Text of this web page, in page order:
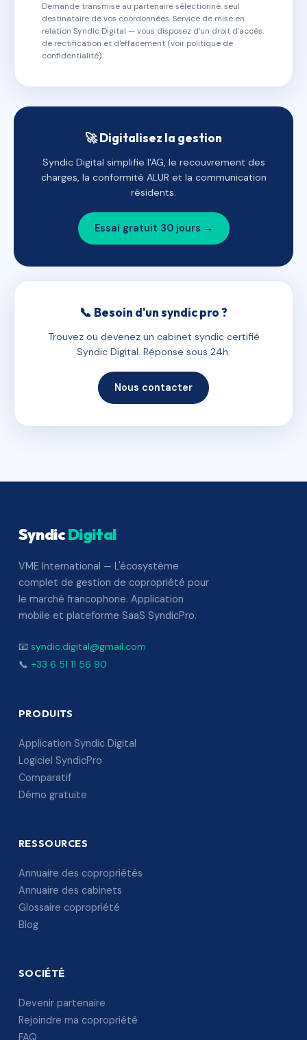
Demande transmise au partenaire sélectionné, seul
destinataire de vos coordonnées. Service de mise en
relation Syndic Digital — vous disposez d'un droit d'accès,
de rectification et d'effacement (voir politique de
confidentialité).
🚀 Digitalisez la gestion
Syndic Digital simplifie l'AG, le recouvrement des
charges, la conformité ALUR et la communication
résidents.
Essai gratuit 30 jours →
📞 Besoin d'un syndic pro ?
Trouvez ou devenez un cabinet syndic certifié
Syndic Digital. Réponse sous 24h.
Nous contacter
SyndicDigital
VME International — L'écosystème
complet de gestion de copropriété pour
le marché francophone. Application
mobile et plateforme SaaS SyndicPro.
📧 syndic.digital@gmail.com
📞 +33 6 51 11 56 90
PRODUITS
Application Syndic Digital
Logiciel SyndicPro
Comparatif
Démo gratuite
RESSOURCES
Annuaire des copropriétés
Annuaire des cabinets
Glossaire copropriété
Blog
SOCIÉTÉ
Devenir partenaire
Rejoindre ma copropriété
FAQ